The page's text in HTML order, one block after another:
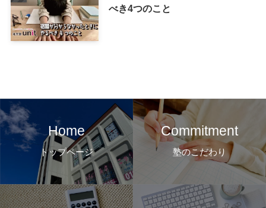
べき4つのこと
Home
トップページ
Commitment
塾のこだわり